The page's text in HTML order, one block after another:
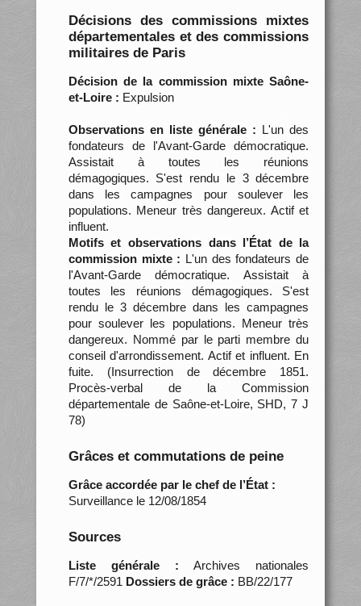
Décisions des commissions mixtes
départementales et des commissions
militaires de Paris
Décision de la commission mixte Saône-
et-Loire : Expulsion
Observations en liste générale : L'un des
fondateurs de l'Avant-Garde démocratique.
Assistait à toutes les réunions
démagogiques. S'est rendu le 3 décembre
dans les campagnes pour soulever les
populations. Meneur très dangereux. Actif et
influent.
Motifs et observations dans l’État de la
commission mixte : L'un des fondateurs de
l'Avant-Garde démocratique. Assistait à
toutes les réunions démagogiques. S'est
rendu le 3 décembre dans les campagnes
pour soulever les populations. Meneur très
dangereux. Nommé par le parti membre du
conseil d'arrondissement. Actif et influent. En
fuite. (Insurrection de décembre 1851.
Procès-verbal de la Commission
départementale de Saône-et-Loire, SHD, 7 J
78)
Grâces et commutations de peine
Grâce accordée par le chef de l’État :
Surveillance le 12/08/1854
Sources
Liste générale : Archives nationales
F/7/*/2591 Dossiers de grâce : BB/22/177